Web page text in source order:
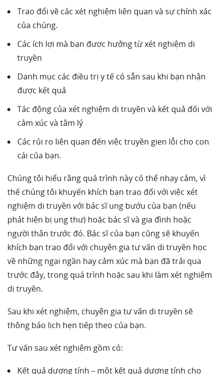
Trao đổi về các xét nghiệm liên quan và sự chính xác
của chúng.
Các ích lợi mà bạn được hưởng từ xét nghiệm di
truyền
Danh mục các điều trị y tế có sẵn sau khi bạn nhận
được kết quả
Tác động của xét nghiệm di truyền và kết quả đối với
cảm xúc và tâm lý
Các rủi ro liên quan đến việc truyền gien lỗi cho con
cái của bạn.
Chúng tôi hiểu rằng quá trình này có thể nhạy cảm, vì
thế chúng tôi khuyến khích bạn trao đổi với việc xét
nghiệm di truyền với bác sĩ ung bướu của bạn (nếu
phát hiện bị ung thư) hoặc bác sĩ và gia đình hoặc
người thân trước đó. Bác sĩ của bạn cũng sẽ khuyến
khích bạn trao đổi với chuyên gia tư vấn di truyền học
về những ngại ngần hay cảm xúc mà bạn đã trải qua
trước đây, trong quá trình hoặc sau khi làm xét nghiệm
di truyền.
Sau khi xét nghiệm, chuyên gia tư vấn di truyền sẽ
thông báo lịch hẹn tiếp theo của bạn.
Tư vấn sau xét nghiệm gồm có:
Kết quả dương tính – một kết quả dương tính cho